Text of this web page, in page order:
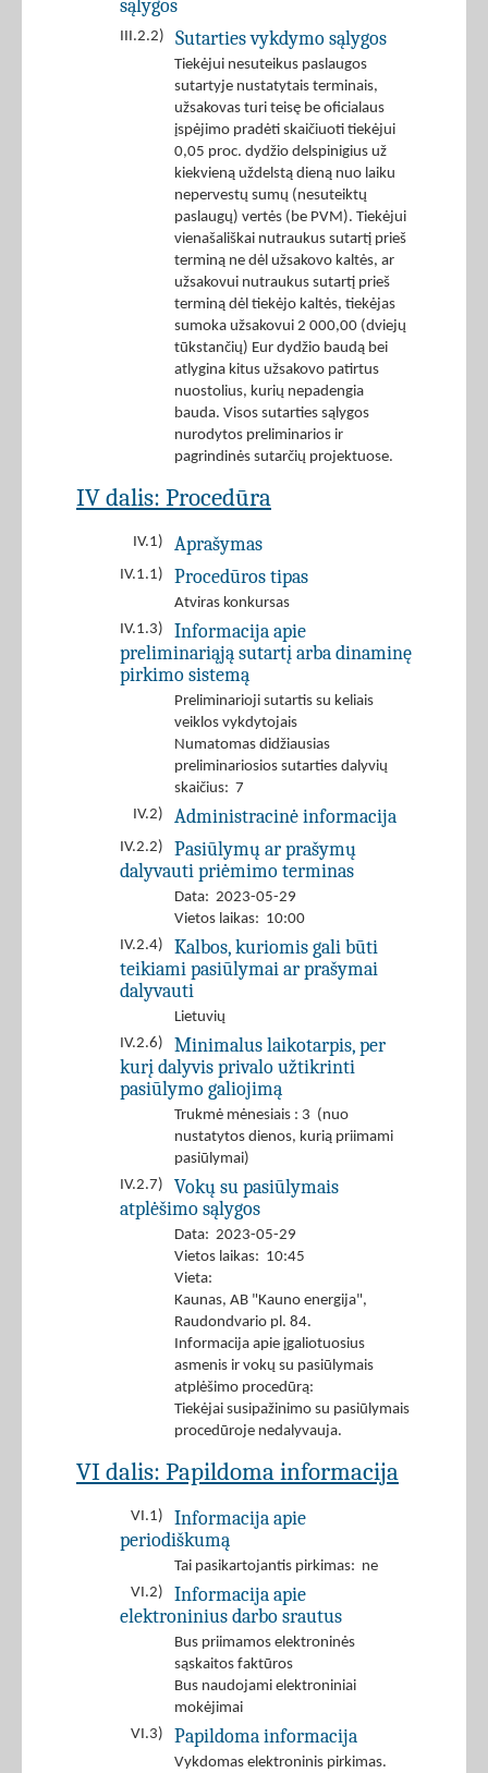
sąlygos
III.2.2) Sutarties vykdymo sąlygos
Tiekėjui nesuteikus paslaugos
sutartyje nustatytais terminais,
užsakovas turi teisę be oficialaus
įspėjimo pradėti skaičiuoti tiekėjui
0,05 proc. dydžio delspinigius už
kiekvieną uždelstą dieną nuo laiku
nepervestų sumų (nesuteiktų
paslaugų) vertės (be PVM). Tiekėjui
vienašališkai nutraukus sutartį prieš
terminą ne dėl užsakovo kaltės, ar
užsakovui nutraukus sutartį prieš
terminą dėl tiekėjo kaltės, tiekėjas
sumoka užsakovui 2 000,00 (dviejų
tūkstančių) Eur dydžio baudą bei
atlygina kitus užsakovo patirtus
nuostolius, kurių nepadengia
bauda. Visos sutarties sąlygos
nurodytos preliminarios ir
pagrindinės sutarčių projektuose.
IV dalis: Procedūra
IV.1) Aprašymas
IV.1.1) Procedūros tipas
Atviras konkursas
IV.1.3)
Informacija apie
preliminariąją sutartį arba dinaminę
pirkimo sistemą
Preliminarioji sutartis su keliais
veiklos vykdytojais
Numatomas didžiausias
preliminariosios sutarties dalyvių
skaičius: 7
IV.2)
Administracinė informacija
IV.2.2)
Pasiūlymų ar prašymų
dalyvauti priėmimo terminas
Data: 2023-05-29
Vietos laikas: 10:00
IV.2.4)
Kalbos, kuriomis gali būti
teikiami pasiūlymai ar prašymai
dalyvauti
Lietuvių
IV.2.6)
Minimalus laikotarpis, per
kurį dalyvis privalo užtikrinti
pasiūlymo galiojimą
Trukmė mėnesiais : 3 (nuo
nustatytos dienos, kurią priimami
pasiūlymai)
IV.2.7)
Vokų su pasiūlymais
atplėšimo sąlygos
Data: 2023-05-29
Vietos laikas: 10:45
Vieta:
Kaunas, AB "Kauno energija",
Raudondvario pl. 84.
Informacija apie įgaliotuosius
asmenis ir vokų su pasiūlymais
atplėšimo procedūrą:
Tiekėjai susipažinimo su pasiūlymais
procedūroje nedalyvauja.
VI dalis: Papildoma informacija
VI.1)
Informacija apie
periodiškumą
Tai pasikartojantis pirkimas: ne
VI.2)
Informacija apie
elektroninius darbo srautus
Bus priimamos elektroninės
sąskaitos faktūros
Bus naudojami elektroniniai
mokėjimai
VI.3)
Papildoma informacija
Vykdomas elektroninis pirkimas.